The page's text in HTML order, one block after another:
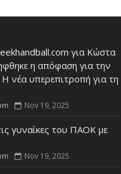
για Κώστα
η απόφαση για την
νέα υπερεπιτροπή για τη
Nov 19, 2025
γυναίκες του ΠΑΟΚ με
Nov 19, 2025